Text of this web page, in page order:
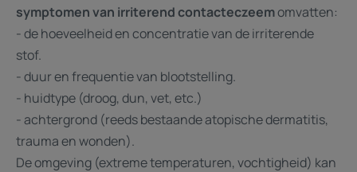
symptomen van irriterend contacteczeemomvatten:
- de hoeveelheid en concentratie van de irriterende
stof.
- duur en frequentie van blootstelling.
- huidtype (droog, dun, vet, etc.)
- achtergrond (reeds bestaande atopische dermatitis,
trauma en wonden).
De omgeving (extreme temperaturen, vochtigheid) kan